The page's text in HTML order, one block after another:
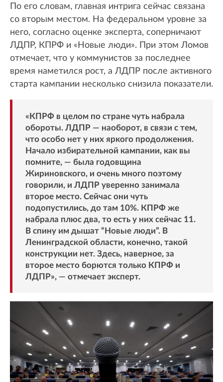
По его словам, главная интрига сейчас связана
со вторым местом. На федеральном уровне за
него, согласно оценке эксперта, соперничают
ЛДПР, КПРФ и «Новые люди». При этом Ломов
отмечает, что у коммунистов за последнее
время наметился рост, а ЛДПР после активного
старта кампании несколько снизила показатели.
«КПРФ в целом по стране чуть набрала
обороты. ЛДПР — наоборот, в связи с тем,
что особо нет у них яркого продолжения.
Начало избирательной кампании, как вы
помните, — была годовщина
Жириновского, и очень много поэтому
говорили, и ЛДПР уверенно занимала
второе место. Сейчас они чуть
подопустились, до там 10%. КПРФ же
набрала плюс два, то есть у них сейчас 11.
В спину им дышат “Новые люди”. В
Ленинградской области, конечно, такой
конструкции нет. Здесь, наверное, за
второе место борются только КПРФ и
ЛДПР», — отмечает эксперт.